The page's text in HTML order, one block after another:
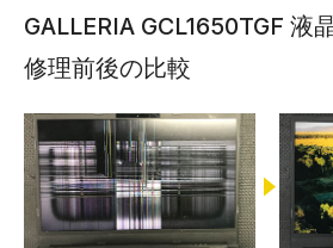
GALLERIA GCL1650TGF 液
修理前後の比較